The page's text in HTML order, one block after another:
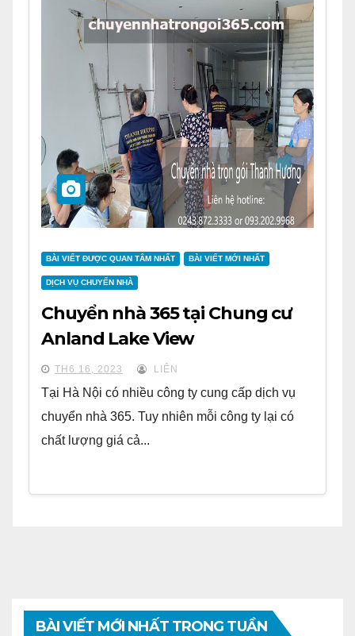
BÀI VIẾT ĐƯỢC QUAN TÂM NHẤT BÀI VIẾT MỚI NHẤT
DỊCH VỤ CHUYỂN NHÀ
Chuyển nhà 365 tại Chung cư
Anland Lake View
TH6 16, 2023 LIÊN
Tại Hà Nội có nhiều công ty cung cấp dịch vụ
chuyển nhà 365. Tuy nhiên mỗi công ty lại có
chất lượng giá cả...
BÀI VIẾT MỚI NHẤT TRONG TUẦN